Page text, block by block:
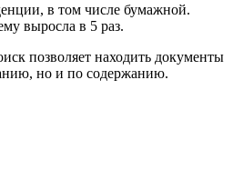
в том числе бумажной.
выросла в 5 раз.
позволяет находить документы
но и по содержанию.